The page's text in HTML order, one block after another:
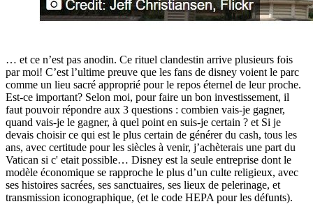
… et ce n’est pas anodin. Ce rituel clandestin arrive plusieurs fois
par moi! C’est l’ultime preuve que les fans de disney voient le parc
comme un lieu sacré approprié pour le repos éternel de leur proche.
Est-ce important? Selon moi, pour faire un bon investissement, il
faut pouvoir répondre aux 3 questions : combien vais-je gagner,
quand vais-je le gagner, à quel point en suis-je certain ? et Si je
devais choisir ce qui est le plus certain de générer du cash, tous les
ans, avec certitude pour les siècles à venir, j’achèterais une part du
Vatican si c' etait possible… Disney est la seule entreprise dont le
modèle économique se rapproche le plus d’un culte religieux, avec
ses histoires sacrées, ses sanctuaires, ses lieux de pelerinage, et
transmission iconographique, (et le code HEPA pour les défunts).